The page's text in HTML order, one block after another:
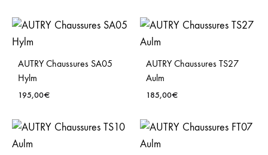
AUTRY Chaussures SA05
Hylm
195,00€
AUTRY Chaussures TS27
Aulm
185,00€